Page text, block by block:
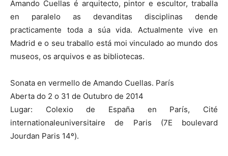
Amando Cuellas é arquitecto, pintor e escultor, traballa
en paralelo as devanditas disciplinas dende
practicamente toda a súa vida. Actualmente vive en
Madrid e o seu traballo está moi vinculado ao mundo dos
museos, os arquivos e as bibliotecas.
Sonata en vermello de Amando Cuellas. París
Aberta do 2 o 31 de Outubro de 2014
Lugar: Colexio de España en París, Cité
internationaleuniversitaire de Paris (7E boulevard
Jourdan Paris 14º).